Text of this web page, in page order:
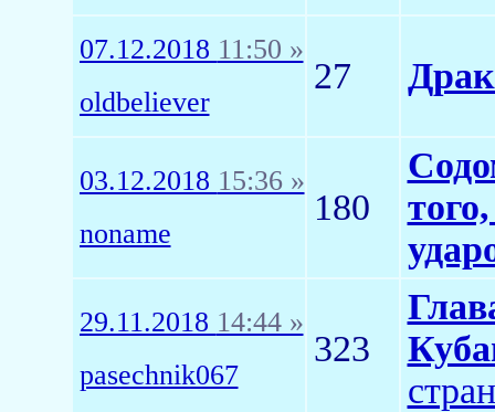
07.12.2018 11:50 »
oldbeliever
27
03.12.2018 15:36 »
noname
180
29.11.2018 14:44 »
pasechnik067
323